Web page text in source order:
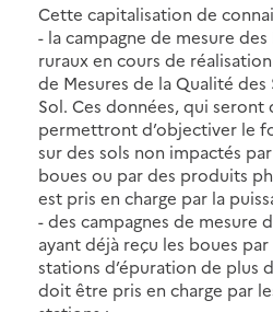
Cette capitalisation de
- la campagne de mesure des
ruraux en cours de
de Mesures de la Qualité
Sol. Ces données, qui seront
permettront d’objectiver le
sur des sols non impactés
boues ou par des produits
est pris en charge par la
- des campagnes de mesure
ayant déjà reçu les boues
stations d’épuration de plus
doit être pris en charge par